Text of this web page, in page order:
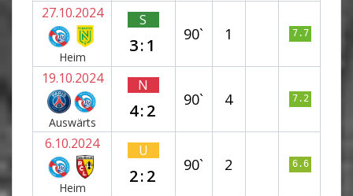
27.10.2024
Heim
S
3:1
90` 1 7.7
19.10.2024
Auswärts
N
4:2
90` 4 7.2
6.10.2024
Heim
U
2:2
90` 2 6.6